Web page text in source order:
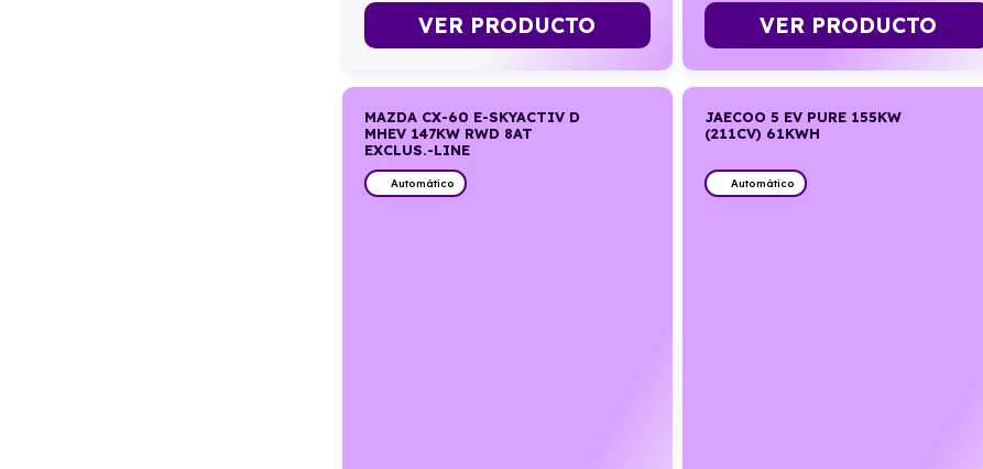
VER PRODUCTO VER PRODUCTO
MAZDA CX-60 E-SKYACTIV D
MHEV 147KW RWD 8AT
EXCLUS.-LINE
Automático
JAECOO 5 EV PURE 155KW
(211CV) 61KWH
Automático